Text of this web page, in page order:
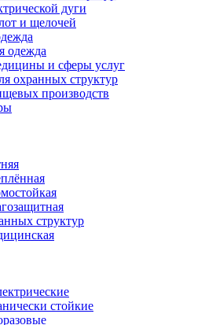
дуги
и щелочей
одежда
и сферы услуг
охранных структур
производств
структур
стойкие